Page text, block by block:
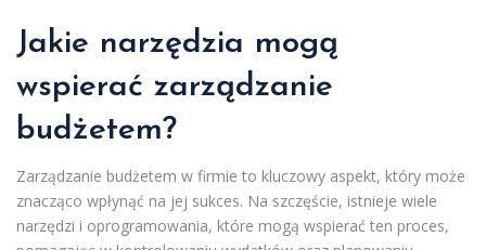
Jakie narzędzia mogą
wspierać zarządzanie
budżetem?
Zarządzanie budżetem w firmie to kluczowy aspekt, który może
znacząco wpłynąć na jej sukces. Na szczęście, istnieje wiele
narzędzi i oprogramowania, które mogą wspierać ten proces,